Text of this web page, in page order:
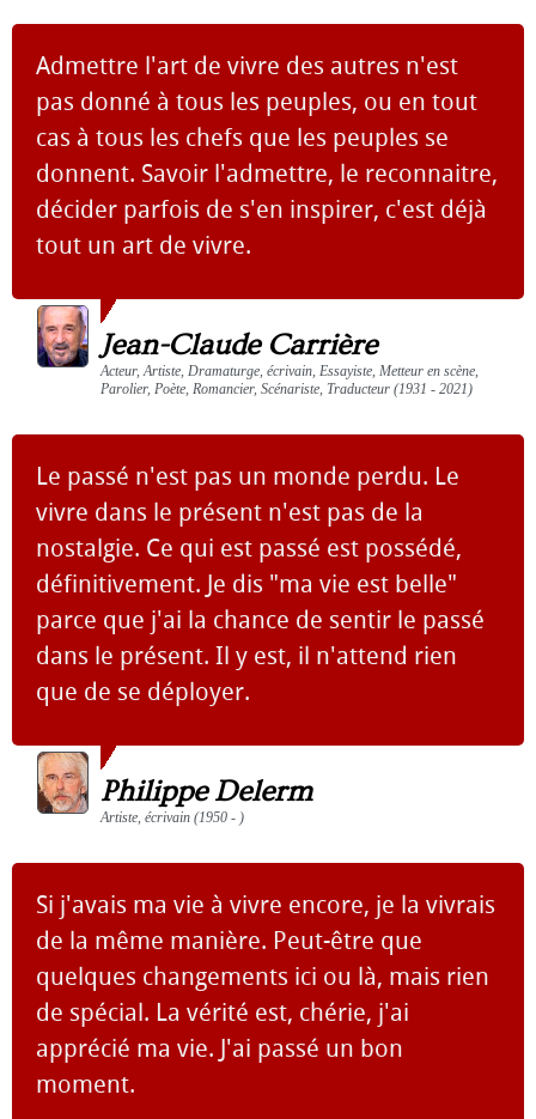
Admettre l'art de vivre des autres n'est
pas donné à tous les peuples, ou en tout
cas à tous les chefs que les peuples se
donnent. Savoir l'admettre, le reconnaitre,
décider parfois de s'en inspirer, c'est déjà
tout un art de vivre.
Jean-Claude Carrière
Acteur, Artiste, Dramaturge, écrivain, Essayiste, Metteur en scène,
Parolier, Poète, Romancier, Scénariste, Traducteur (1931 - 2021)
Le passé n'est pas un monde perdu. Le
vivre dans le présent n'est pas de la
nostalgie. Ce qui est passé est possédé,
définitivement. Je dis "ma vie est belle"
parce que j'ai la chance de sentir le passé
dans le présent. Il y est, il n'attend rien
que de se déployer.
Philippe Delerm
Artiste, écrivain (1950 - )
Si j'avais ma vie à vivre encore, je la vivrais
de la même manière. Peut-être que
quelques changements ici ou là, mais rien
de spécial. La vérité est, chérie, j'ai
apprécié ma vie. J'ai passé un bon
moment.